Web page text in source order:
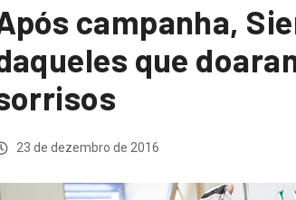
campanha,
que
23 de dezembro de 2016